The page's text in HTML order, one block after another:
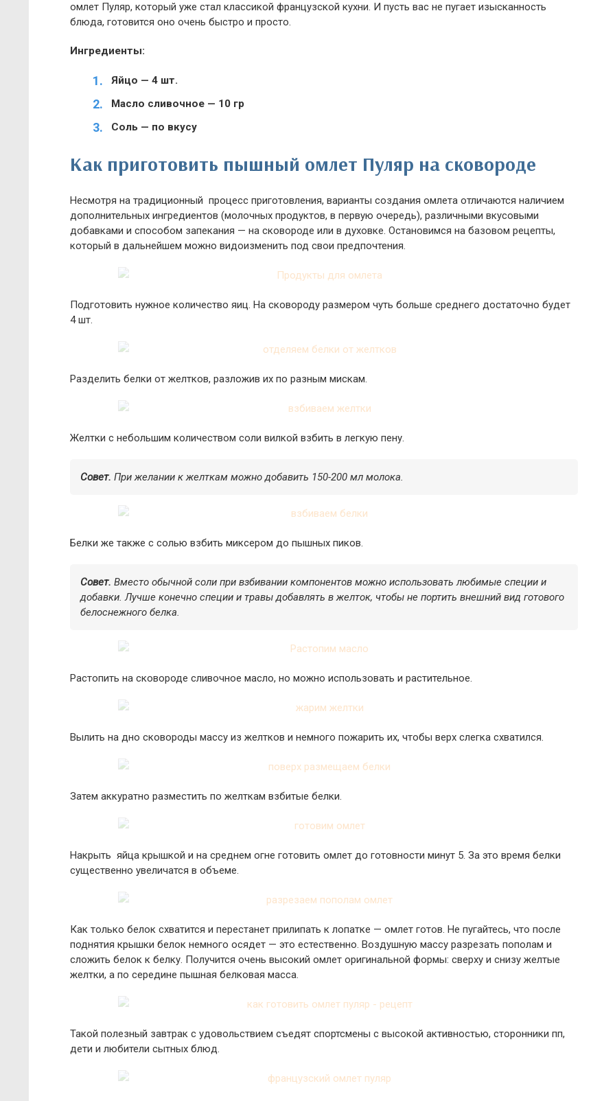
омлет Пуляр, который уже стал классикой французской кухни. И пусть вас не пугает изысканность
блюда, готовится оно очень быстро и просто.
Ингредиенты:
Яйцо — 4 шт.
Масло сливочное — 10 гр
Соль — по вкусу
Как приготовить пышный омлет Пуляр на сковороде
Несмотря на традиционный процесс приготовления, варианты создания омлета отличаются наличием
дополнительных ингредиентов (молочных продуктов, в первую очередь), различными вкусовыми
добавками и способом запекания — на сковороде или в духовке. Остановимся на базовом рецепты,
который в дальнейшем можно видоизменить под свои предпочтения.
Подготовить нужное количество яиц. На сковороду размером чуть больше среднего достаточно будет
4 шт.
Разделить белки от желтков, разложив их по разным мискам.
Желтки с небольшим количеством соли вилкой взбить в легкую пену.
Совет. При желании к желткам можно добавить 150-200 мл молока.
Белки же также с солью взбить миксером до пышных пиков.
Совет. Вместо обычной соли при взбивании компонентов можно использовать любимые специи и
добавки. Лучше конечно специи и травы добавлять в желток, чтобы не портить внешний вид готового
белоснежного белка.
Растопить на сковороде сливочное масло, но можно использовать и растительное.
Вылить на дно сковороды массу из желтков и немного пожарить их, чтобы верх слегка схватился.
Затем аккуратно разместить по желткам взбитые белки.
Накрыть яйца крышкой и на среднем огне готовить омлет до готовности минут 5. За это время белки
существенно увеличатся в объеме.
Как только белок схватится и перестанет прилипать к лопатке — омлет готов. Не пугайтесь, что после
поднятия крышки белок немного осядет — это естественно. Воздушную массу разрезать пополам и
сложить белок к белку. Получится очень высокий омлет оригинальной формы: сверху и снизу желтые
желтки, а по середине пышная белковая масса.
Такой полезный завтрак с удовольствием съедят спортсмены с высокой активностью, сторонники пп,
дети и любители сытных блюд.